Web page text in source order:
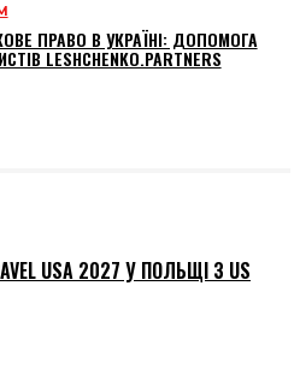
ПРАВО В УКРАЇНІ: ДОПОМОГА
LESHCHENKO.PARTNERS
USA 2027 У ПОЛЬЩІ З US